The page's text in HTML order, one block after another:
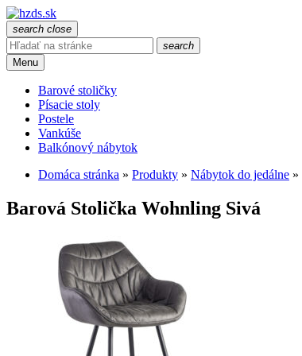
search close
search
Menu
Barové stoličky
Písacie stoly
Postele
Vankúše
Balkónový nábytok
Domáca stránka » Produkty » Nábytok do jedálne »
Barová Stolička Wohnling Sivá